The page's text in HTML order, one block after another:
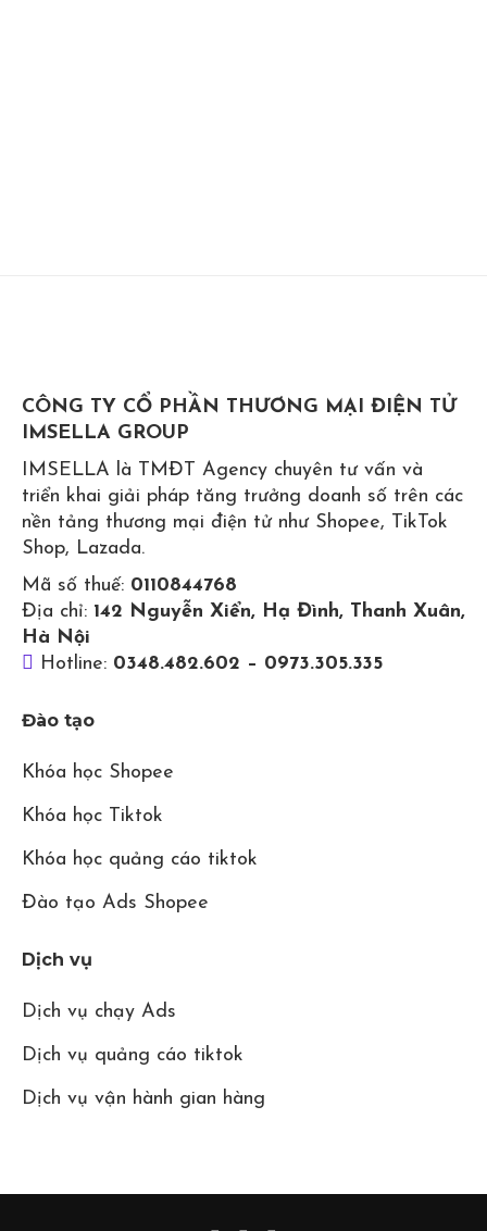
CÔNG TY CỔ PHẦN THƯƠNG MẠI ĐIỆN TỬ
IMSELLA GROUP
IMSELLA là TMĐT Agency chuyên tư vấn và
triển khai giải pháp tăng trưởng doanh số trên các
nền tảng thương mại điện tử như Shopee, TikTok
Shop, Lazada.
Mã số thuế: 0110844768
Địa chỉ: 142 Nguyễn Xiển, Hạ Đình, Thanh Xuân,
Hà Nội
Hotline: 0348.482.602 – 0973.305.335
Đào tạo
Khóa học Shopee
Khóa học Tiktok
Khóa học quảng cáo tiktok
Đào tạo Ads Shopee
Dịch vụ
Dịch vụ chạy Ads
Dịch vụ quảng cáo tiktok
Dịch vụ vận hành gian hàng